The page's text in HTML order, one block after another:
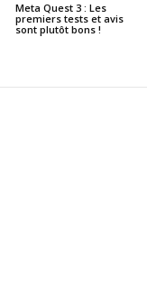
Meta Quest 3 : Les
premiers tests et avis
sont plutôt bons !